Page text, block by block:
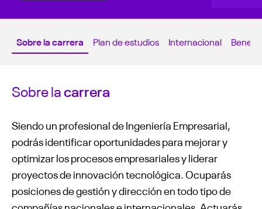
Sobre la carrera Plan de estudios Internacional
Sobre lacarrera
Siendo un profesional de Ingeniería Empresarial,
podrás identificar oportunidades para mejorar y
optimizar los procesos empresariales y liderar
proyectos de innovación tecnológica. Ocuparás
posiciones de gestión y dirección en todo tipo de